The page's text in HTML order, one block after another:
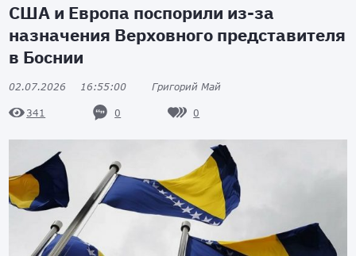
США и Европа поспорили из-за
назначения Верховного представителя
в Боснии
02.07.2026 16:55:00 Григорий Май
341 0 0